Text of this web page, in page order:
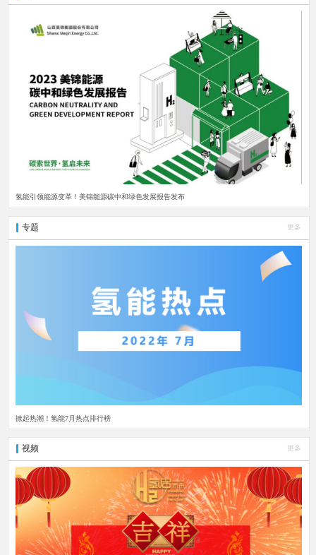
氢能引领能源变革！美锦能源碳中和绿色发展报告发布
专题 更多
掀起热潮！氢能7月热点排行榜
视频 更多